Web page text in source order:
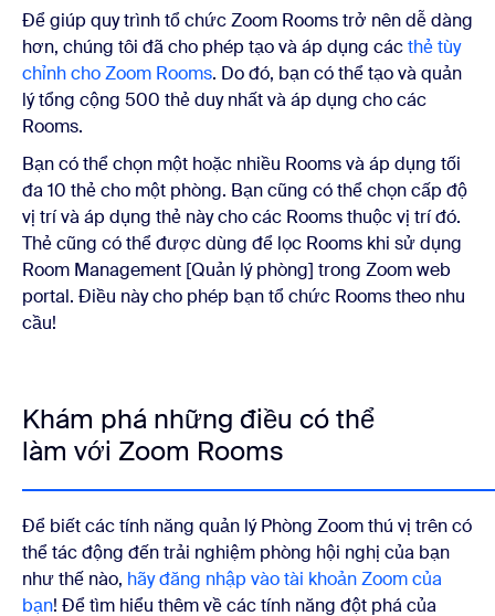
Để giúp quy trình tổ chức Zoom Rooms trở nên dễ dàng
hơn, chúng tôi đã cho phép tạo và áp dụng cácthẻ tùy
chỉnh cho Zoom Rooms. Do đó, bạn có thể tạo và quản
lý tổng cộng 500 thẻ duy nhất và áp dụng cho các
Rooms.
Bạn có thể chọn một hoặc nhiều Rooms và áp dụng tối
đa 10 thẻ cho một phòng. Bạn cũng có thể chọn cấp độ
vị trí và áp dụng thẻ này cho các Rooms thuộc vị trí đó.
Thẻ cũng có thể được dùng để lọc Rooms khi sử dụng
Room Management [Quản lý phòng] trong Zoom web
portal. Điều này cho phép bạn tổ chức Rooms theo nhu
cầu!
Khám phá những điều có thể
làm với Zoom Rooms
Để biết các tính năng quản lý Phòng Zoom thú vị trên có
thể tác động đến trải nghiệm phòng hội nghị của bạn
như thế nào, hãy đăng nhập vào tài khoản Zoom của
bạn! Để tìm hiểu thêm về các tính năng đột phá của